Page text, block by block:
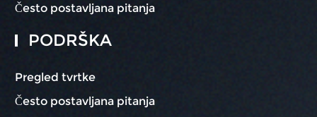
Često postavljana pitanja
PODRŠKA
Pregled tvrtke
Često postavljana pitanja